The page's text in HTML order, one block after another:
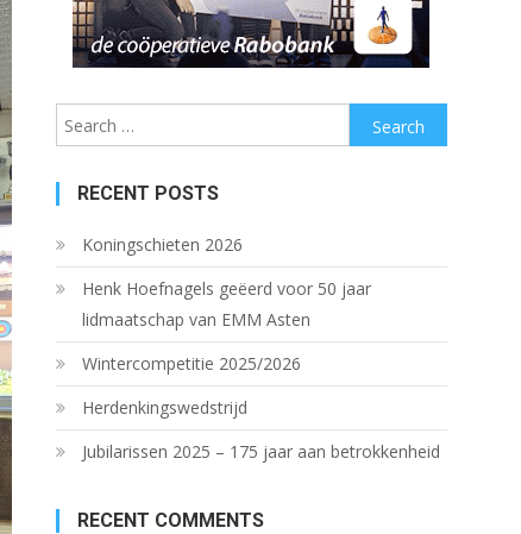
Search
for:
RECENT POSTS
Koningschieten 2026
Henk Hoefnagels geëerd voor 50 jaar
lidmaatschap van EMM Asten
Wintercompetitie 2025/2026
Herdenkingswedstrijd
Jubilarissen 2025 – 175 jaar aan betrokkenheid
RECENT COMMENTS